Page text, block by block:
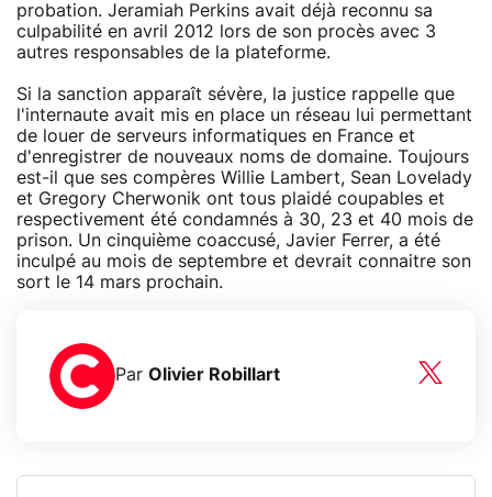
probation. Jeramiah Perkins avait déjà reconnu sa
culpabilité en avril 2012 lors de son procès avec 3
autres responsables de la plateforme.
Si la sanction apparaît sévère, la justice rappelle que
l'internaute avait mis en place un réseau lui permettant
de louer de serveurs informatiques en France et
d'enregistrer de nouveaux noms de domaine. Toujours
est-il que ses compères Willie Lambert, Sean Lovelady
et Gregory Cherwonik ont tous plaidé coupables et
respectivement été condamnés à 30, 23 et 40 mois de
prison. Un cinquième coaccusé, Javier Ferrer, a été
inculpé au mois de septembre et devrait connaitre son
sort le 14 mars prochain.
Par Olivier Robillart